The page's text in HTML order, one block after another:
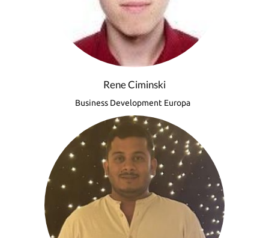
Rene Ciminski
Business Development Europa